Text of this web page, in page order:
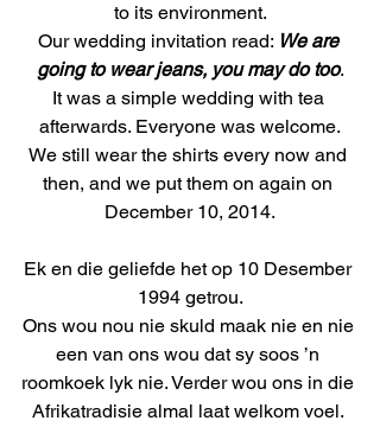
to its environment.
Our wedding invitation read: We are
going to wear jeans, you may do too.
It was a simple wedding with tea
afterwards. Everyone was welcome.
We still wear the shirts every now and
then, and we put them on again on
December 10, 2014.
Ek en die geliefde het op 10 Desember
1994 getrou.
Ons wou nou nie skuld maak nie en nie
een van ons wou dat sy soos ’n
roomkoek lyk nie. Verder wou ons in die
Afrikatradisie almal laat welkom voel.